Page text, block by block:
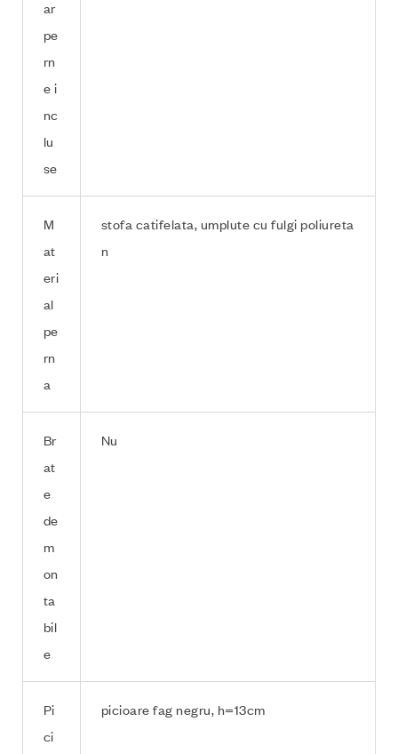
ar
pe
rn
e i
nc
lu
se
M
at
eri
al
pe
rn
a
stofa catifelata, umplute cu fulgi poliureta
n
Br
at
e
de
m
on
ta
bil
e
Nu
Pi
ci
picioare fag negru, h=13cm